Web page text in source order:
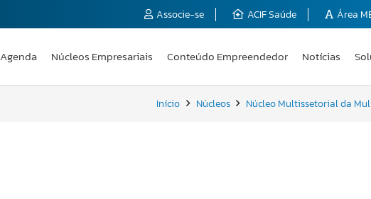
Associe-se ACIF Saúde Área
Agenda Núcleos Empresariais Conteúdo Empreendedor Notícias
Início Núcleos Núcleo Multissetorial da